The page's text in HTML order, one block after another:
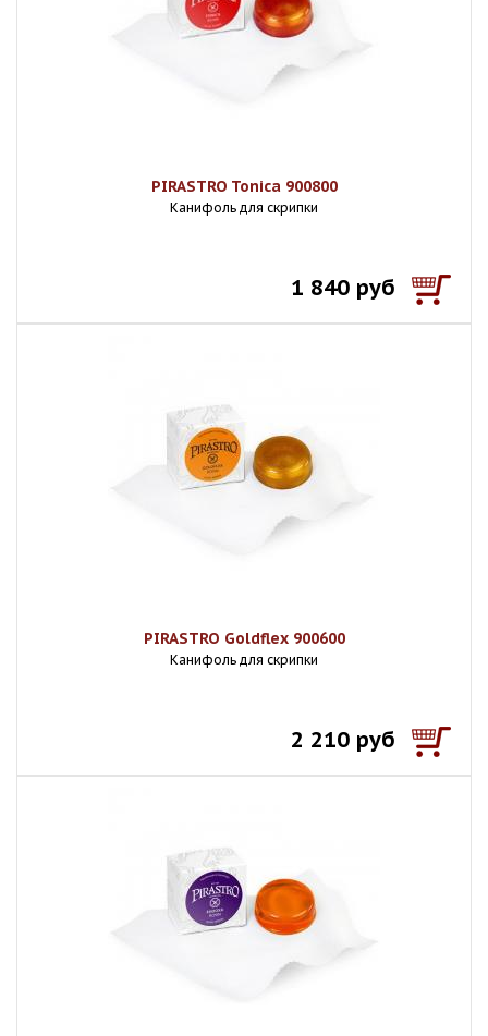
PIRASTRO Tonica 900800
Канифоль для скрипки
1 840 руб
PIRASTRO Goldflex 900600
Канифоль для скрипки
2 210 руб